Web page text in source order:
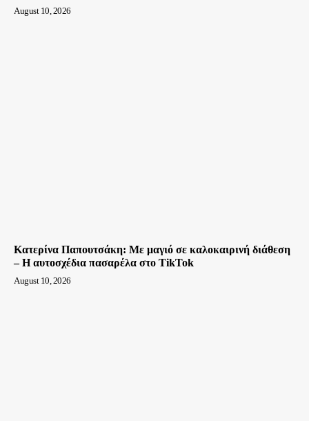
August 10, 2026
Κατερίνα Παπουτσάκη: Με μαγιό σε καλοκαιρινή διάθεση
– Η αυτοσχέδια πασαρέλα στο TikTok
August 10, 2026